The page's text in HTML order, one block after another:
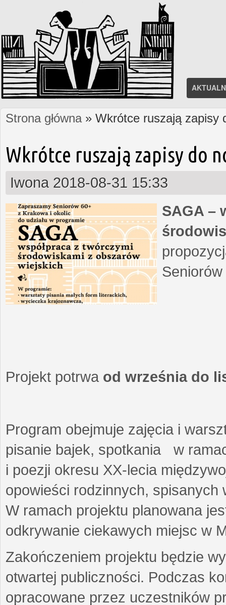
Jesteś tutaj
Strona główna» Wkrótce ruszają zapisy
Wkrótce ruszają zapisy do
Iwona 2018-08-31 15:33
SAGA –
Projekt potrwa od września do
Program obejmuje zajęcia i
pisanie bajek, spotkania w
i poezji okresu XX-lecia
opowieści rodzinnych,
W ramach projektu planowana
odkrywanie ciekawych miejsc w
Zakończeniem projektu będzie
otwartej publiczności. Podczas
opracowane przez uczestników